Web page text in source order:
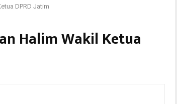
DPRD Jatim
Halim Wakil Ketua